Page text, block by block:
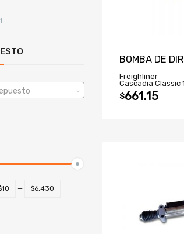
BOMBA DE
Freighliner
Cascadia Classic
$661.15
1
— $6,430